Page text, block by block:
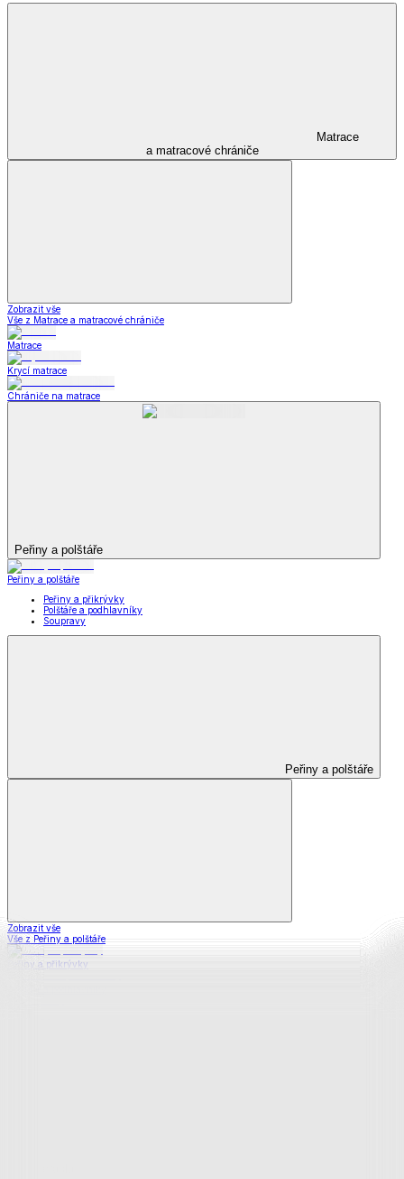
Matrace
a matracové chrániče
Zobrazit vše
Vše z Matrace a matracové chrániče
Matrace
Krycí matrace
Chrániče na matrace
Peřiny a polštáře
Peřiny a polštáře
Peřiny a přikrývky
Polštáře a podhlavníky
Soupravy
Peřiny a polštáře
Zobrazit vše
Vše z Peřiny a polštáře
Peřiny a přikrývky